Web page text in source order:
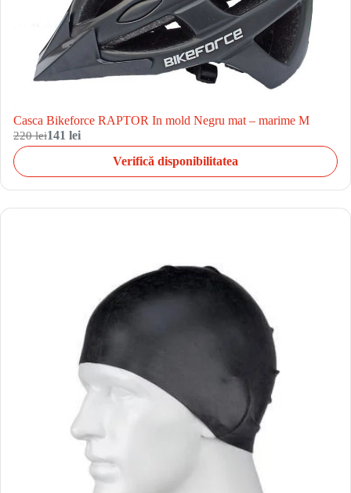
Casca Bikeforce RAPTOR In mold Negru mat – marime M
220 lei141 lei
Verifică disponibilitatea